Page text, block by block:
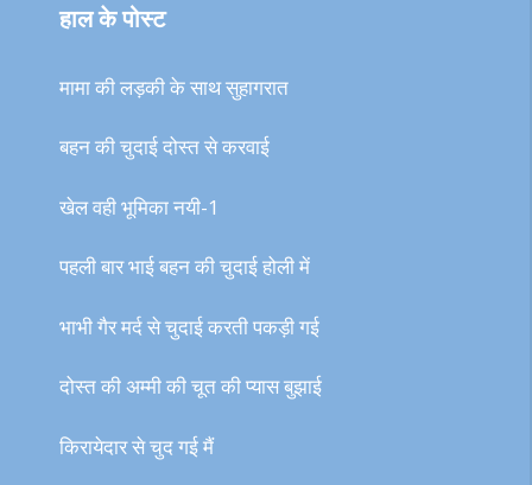
हाल के पोस्ट
मामा की लड़की के साथ सुहागरात
बहन की चुदाई दोस्त से करवाई
खेल वही भूमिका नयी-1
पहली बार भाई बहन की चुदाई होली में
भाभी गैर मर्द से चुदाई करती पकड़ी गई
दोस्त की अम्मी की चूत की प्यास बुझाई
किरायेदार से चुद गई मैं